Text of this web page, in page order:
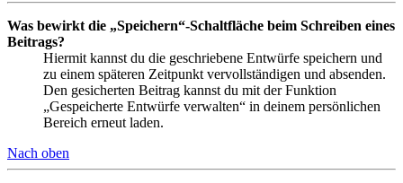
Was bewirkt die „Speichern“-Schaltfläche beim Schreiben eines
Beitrags?
Hiermit kannst du die geschriebene Entwürfe speichern und
zu einem späteren Zeitpunkt vervollständigen und absenden.
Den gesicherten Beitrag kannst du mit der Funktion
„Gespeicherte Entwürfe verwalten“ in deinem persönlichen
Bereich erneut laden.
Nach oben